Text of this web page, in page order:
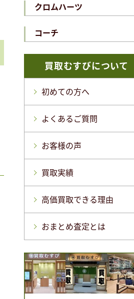
クロムハーツ
コーチ
買取むすびについて
初めての方へ
よくあるご質問
お客様の声
買取実績
高価買取できる理由
おまとめ査定とは